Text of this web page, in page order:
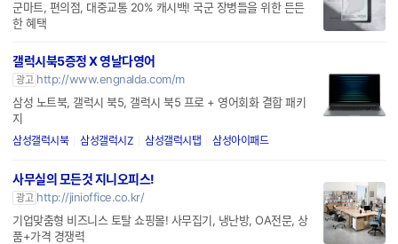
군마트, 편의점, 대중교통 20% 캐시백! 국군 장병들을 위한 든든
한 혜택
갤럭시북5증정 X 영날다영어
광고 http://www.engnalda.com/m
삼성 노트북, 갤럭시 북5, 갤럭시 북5 프로 + 영어회화 결합 패키
지
삼성갤럭시북 삼성갤럭시Z 삼성갤럭시탭 삼성아이패드
사무실의 모든것 지니오피스!
광고 http://jinioffice.co.kr/
기업맞춤형 비즈니스 토탈 쇼핑몰! 사무집기, 냉난방, OA전문, 상
품+가격 경쟁력